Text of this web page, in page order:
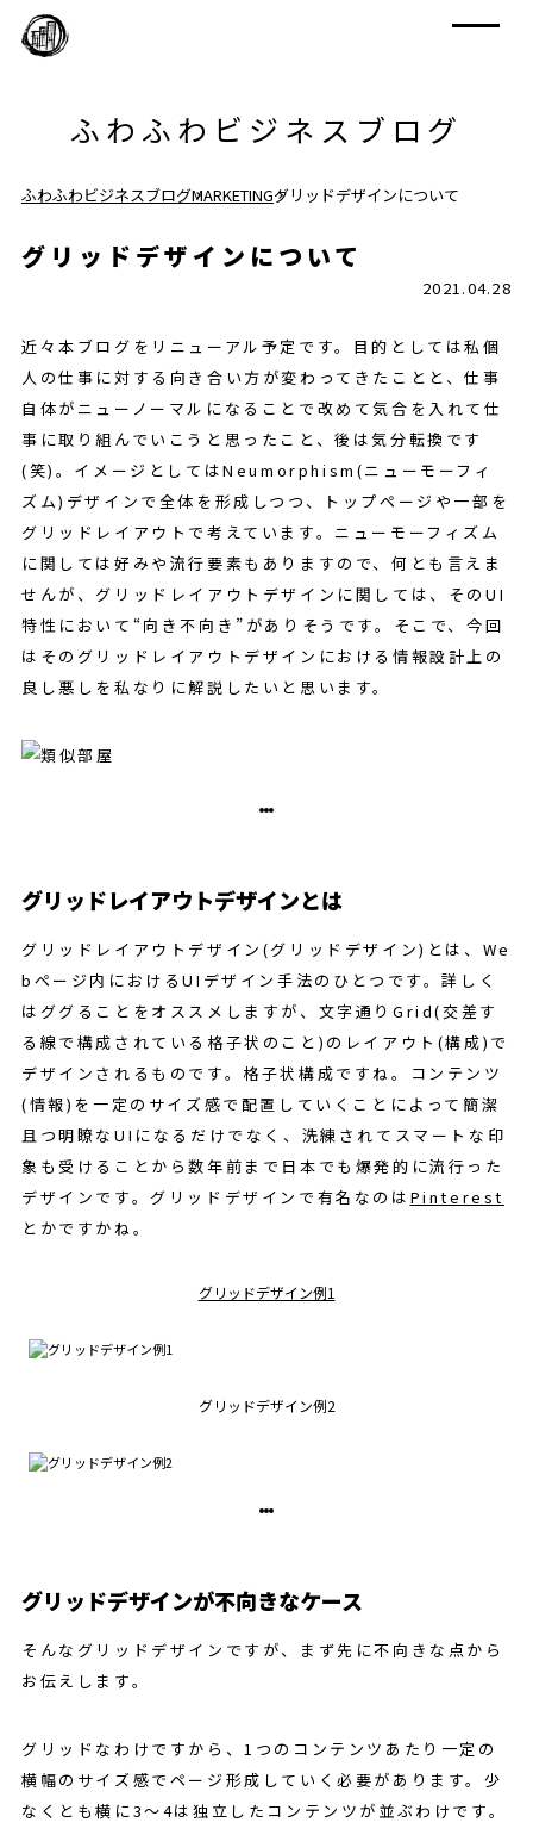
ふわふわビジネスブログ
ふわふわビジネスブログMARKETINGグリッドデザインについて
グリッドデザインについて
2021.04.28
近々本ブログをリニューアル予定です。目的としては私個
人の仕事に対する向き合い方が変わってきたことと、仕事
自体がニューノーマルになることで改めて気合を入れて仕
事に取り組んでいこうと思ったこと、後は気分転換です
(笑)。イメージとしてはNeumorphism(ニューモーフィ
ズム)デザインで全体を形成しつつ、トップページや一部を
グリッドレイアウトで考えています。ニューモーフィズム
に関しては好みや流行要素もありますので、何とも言えま
せんが、グリッドレイアウトデザインに関しては、そのUI
特性において“向き不向き”がありそうです。そこで、今回
はそのグリッドレイアウトデザインにおける情報設計上の
良し悪しを私なりに解説したいと思います。
グリッドレイアウトデザインとは
グリッドレイアウトデザイン(グリッドデザイン)とは、We
bページ内におけるUIデザイン手法のひとつです。詳しく
はググることをオススメしますが、文字通りGrid(交差す
る線で構成されている格子状のこと)のレイアウト(構成)で
デザインされるものです。格子状構成ですね。コンテンツ
(情報)を一定のサイズ感で配置していくことによって簡潔
且つ明瞭なUIになるだけでなく、洗練されてスマートな印
象も受けることから数年前まで日本でも爆発的に流行った
デザインです。グリッドデザインで有名なのは Pinterest
とかですかね。
グリッドデザイン例1
グリッドデザイン例2
グリッドデザインが不向きなケース
そんなグリッドデザインですが、まず先に不向きな点から
お伝えします。
グリッドなわけですから、1つのコンテンツあたり一定の
横幅のサイズ感でページ形成していく必要があります。少
なくとも横に3～4は独立したコンテンツが並ぶわけです。